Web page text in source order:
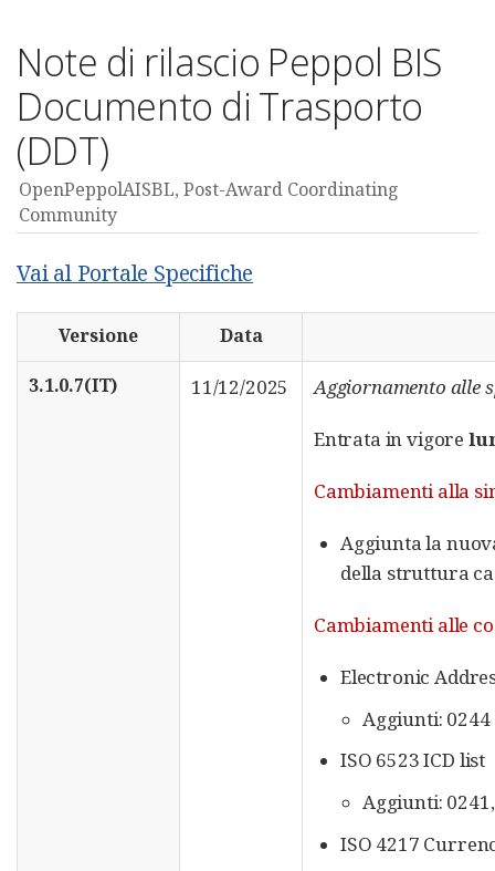
Note di rilascio Peppol BIS
Documento di Trasporto
(DDT)
OpenPeppolAISBL, Post-Award Coordinating
Community
Vai al Portale Specifiche
Versione Data
3.1.0.7(IT) 11/12/2025 Aggiornamento alle
Entrata in vigore
Cambiamenti alla
Aggiunta la
della struttura
Cambiamenti alle
Electronic
Aggiunti: 0244
ISO 6523 ICD list
Aggiunti:
ISO 4217